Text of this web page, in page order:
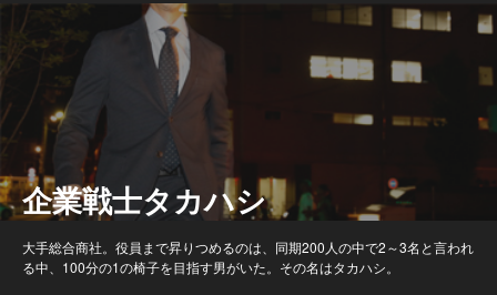
企業戦士タカハシ
大手総合商社。役員まで昇りつめるのは、同期200人の中で2～3名と言われ
る中、100分の1の椅子を目指す男がいた。その名はタカハシ。